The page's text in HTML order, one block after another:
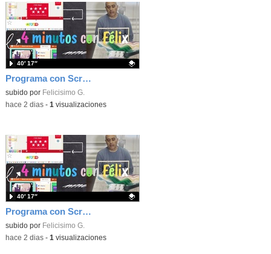
Programa con Scratch, 8 diferentes juegos para vivir la emoción de los partidos de España en el mundial 2026
Contenido educativo.
subido por Felicisimo G.
40′ 17″
-hace 2 dias- 1 visualizaciones
Programa con Scratch juegos con los partidos del mundial 2026 ganados por España
Contenido educativo.
subido por Felicisimo G.
40′ 17″
-hace 2 dias- 1 visualizaciones